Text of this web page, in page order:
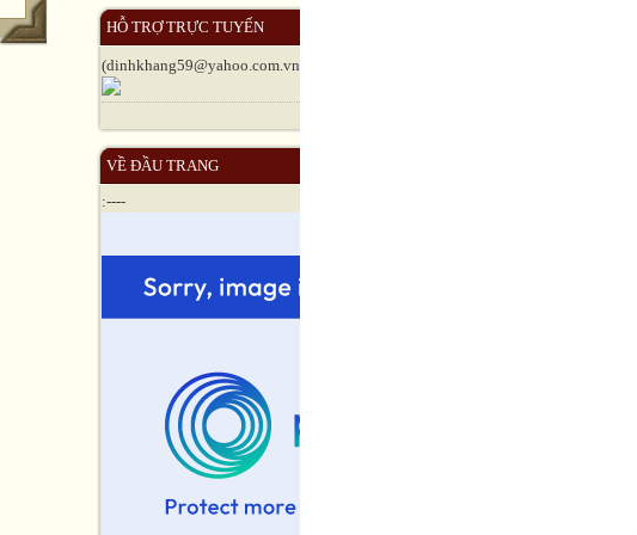
HỖ TRỢ TRỰC TUYẾN
(dinhkhang59@yahoo.com.vn)
VỀ ĐẦU TRANG
:----